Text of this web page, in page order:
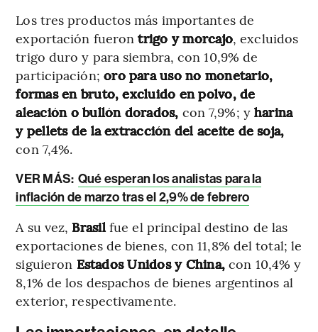
Los tres productos más importantes de
exportación fueron trigo y morcajo, excluidos
trigo duro y para siembra, con 10,9% de
participación; oro para uso no monetario,
formas en bruto, excluido en polvo, de
aleación o bullón dorados, con 7,9%; y harina
y pellets de la extracción del aceite de soja,
con 7,4%.
VER MÁS: Qué esperan los analistas para la
inflación de marzo tras el 2,9% de febrero
A su vez, Brasilfue el principal destino de las
exportaciones de bienes, con 11,8% del total; le
siguieron Estados Unidos y China, con 10,4% y
8,1% de los despachos de bienes argentinos al
exterior, respectivamente.